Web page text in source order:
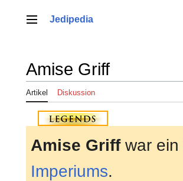
springenHauptmenü
Jedipedia
Amise Griff
Artikel Diskussion
Amise Griffwar ein
Imperiums.